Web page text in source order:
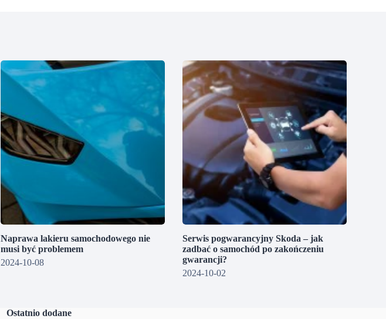
Naprawa lakieru samochodowego nie
musi być problemem
2024-10-08
Serwis pogwarancyjny Skoda – jak
zadbać o samochód po zakończeniu
gwarancji?
2024-10-02
Ostatnio dodane